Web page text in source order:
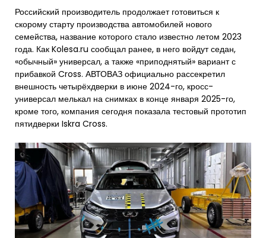
Российский производитель продолжает готовиться к
скорому старту производства автомобилей нового
семейства, название которого стало известно летом 2023
года. Как Kolesa.ru сообщал ранее, в него войдут седан,
«обычный» универсал, а также «приподнятый» вариант с
прибавкой Cross. АВТОВАЗ официально рассекретил
внешность четырёхдверки в июне 2024-го, кросс-
универсал мелькал на снимках в конце января 2025-го,
кроме того, компания сегодня показала тестовый прототип
пятидверки Iskra Cross.